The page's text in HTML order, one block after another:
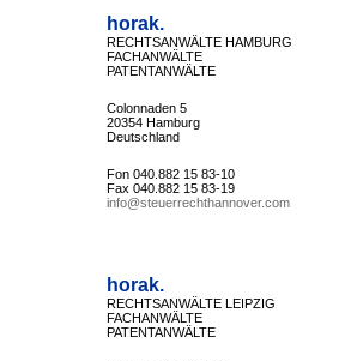
horak.
RECHTSANWÄLTE HAMBURG
FACHANWÄLTE
PATENTANWÄLTE
Colonnaden 5
20354 Hamburg
Deutschland
Fon 040.882 15 83-10
Fax 040.882 15 83-19
info@steuerrechthannover.com
horak.
RECHTSANWÄLTE LEIPZIG
FACHANWÄLTE
PATENTANWÄLTE